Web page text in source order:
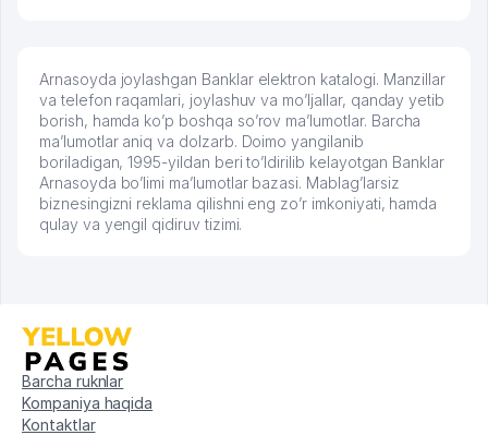
Arnasoyda joylashgan Banklar elektron katalogi. Manzillar
va telefon raqamlari, joylashuv va mo’ljallar, qanday yetib
borish, hamda ko’p boshqa so’rov ma’lumotlar. Barcha
ma’lumotlar aniq va dolzarb. Doimo yangilanib
boriladigan, 1995-yildan beri to’ldirilib kelayotgan Banklar
Arnasoyda bo’limi ma’lumotlar bazasi. Mablag’larsiz
biznesingizni reklama qilishni eng zo’r imkoniyati, hamda
qulay va yengil qidiruv tizimi.
Barcha ruknlar
Kompaniya haqida
Kontaktlar